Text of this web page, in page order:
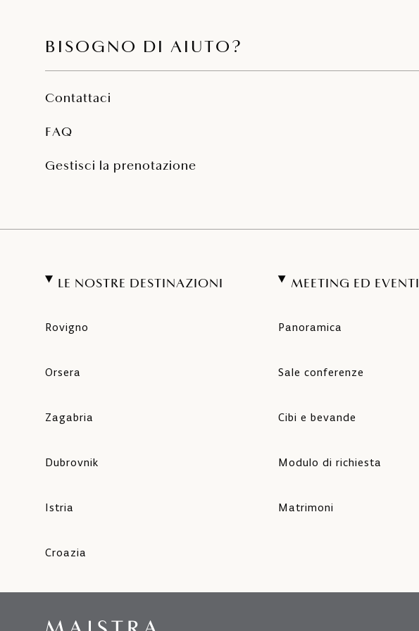
BISOGNO DI AIUTO?
Contattaci
FAQ
Gestisci la prenotazione
LE NOSTRE DESTINAZIONI
Rovigno
Orsera
Zagabria
Dubrovnik
Istria
Croazia
MEETING ED EVENTI
Panoramica
Sale conferenze
Cibi e bevande
Modulo di richiesta
Matrimoni